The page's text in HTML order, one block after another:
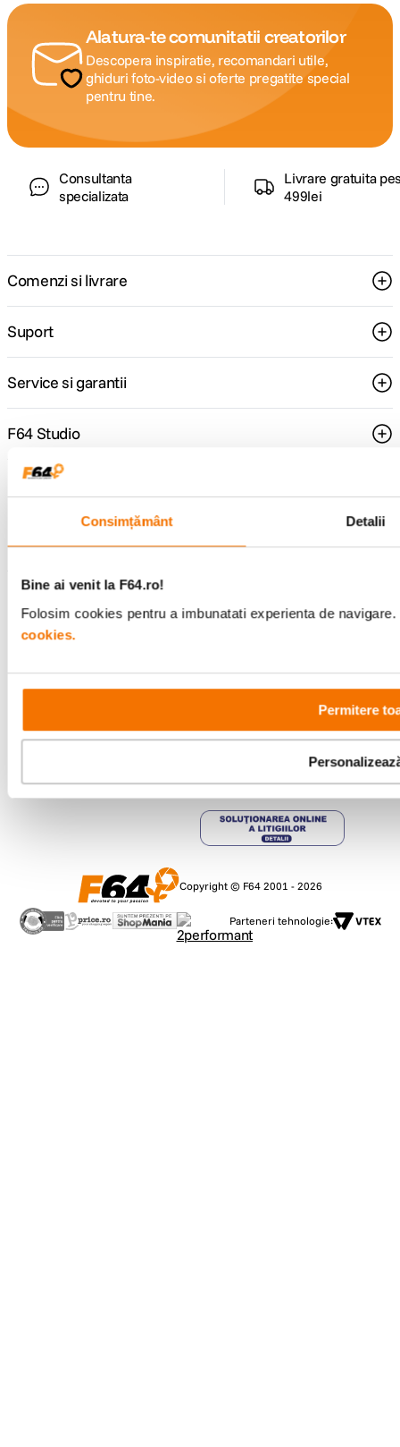
Consimțământ Detalii
Bine ai venit la F64.ro!
Folosim cookies pentru a imbunatati experienta de
cookies.
Permitere
Alatura-te comunitatii creatorilor
Descopera inspiratie, recomandari utile,
ghiduri foto-video si oferte pregatite special
pentru tine.
Consultanta
specializata
Livrare gratuita
499lei
Comenzi si livrare
Suport
Service si garantii
F64 Studio
Urmareste-ne
Metode de plata
+40 21 270 0050
Showroom
Copyright © F64 2001 - 2026
Parteneri tehnologie: